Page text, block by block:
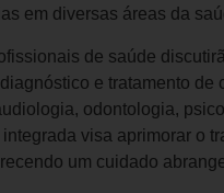
em diversas áreas da
de saúde
e tratamento
odontologia,
visa aprimorar o
um cuidado